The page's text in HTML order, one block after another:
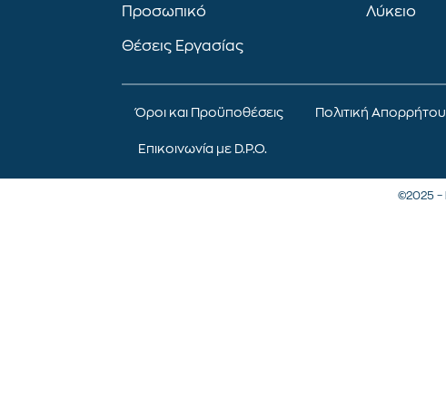
Προσωπικό
Θέσεις Εργασίας
Λύκειο
Όροι και Προϋποθέσεις Πολιτική Απορρήτου
Επικοινωνία με D.P.O.
©2025 –